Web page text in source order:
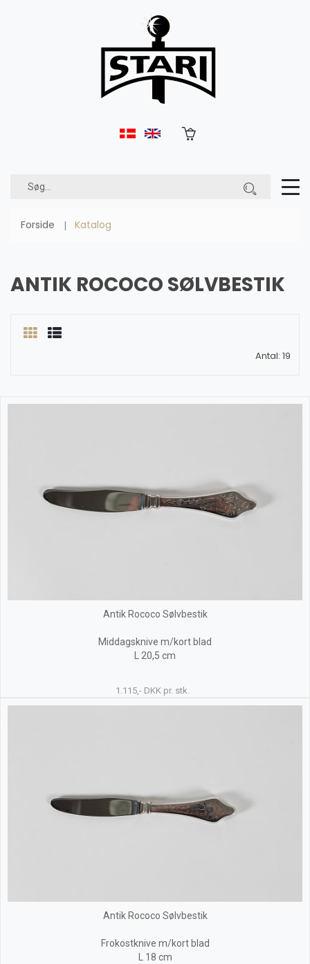
Forside Katalog
ANTIK ROCOCO SØLVBESTIK
Antal: 19
Antik Rococo Sølvbestik
Middagsknive m/kort blad
L 20,5 cm
1.115,- DKK pr. stk.
Antik Rococo Sølvbestik
Frokostknive m/kort blad
L 18 cm